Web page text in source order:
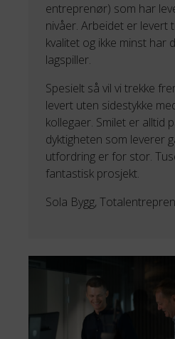
entreprenør) som har
nivåer. Arbeidet er levert
kvalitet og ikke minst har
lagspiller.
Spesielt så vil vi trekke
levert uten sidestykke
kollegaer. Smilet er alltid
dyktigheten som leverer
utfordring er for stor.
fantastisk prosjekt.
Sola Bygg,